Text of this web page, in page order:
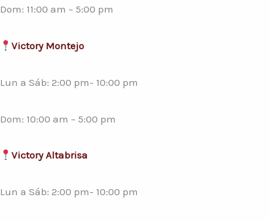
Dom: 11:00 am – 5:00 pm
Victory Montejo
Lun a Sáb: 2:00 pm- 10:00 pm
Dom: 10:00 am – 5:00 pm
Victory Altabrisa
Lun a Sáb: 2:00 pm- 10:00 pm